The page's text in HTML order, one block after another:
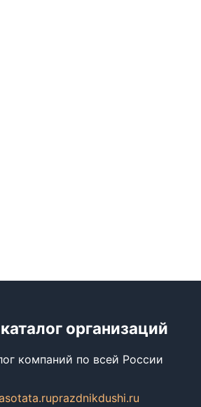
организаций
компаний по всей России
prazdnikdushi.ru